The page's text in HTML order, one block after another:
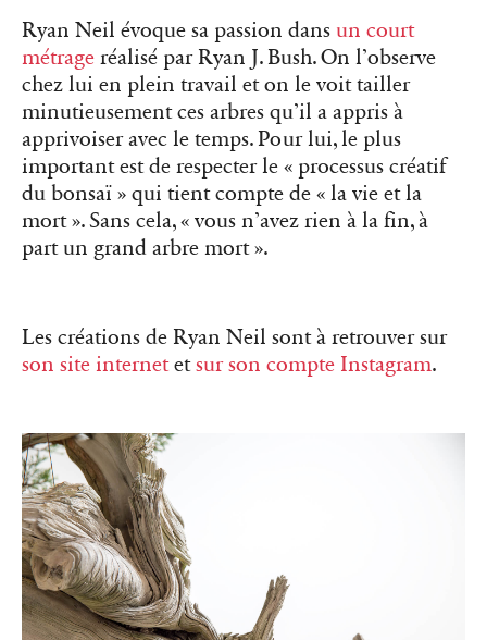
Ryan Neil évoque sa passion dans un court
métrage réalisé par Ryan J. Bush. On l’observe
chez lui en plein travail et on le voit tailler
minutieusement ces arbres qu’il a appris à
apprivoiser avec le temps. Pour lui, le plus
important est de respecter le « processus créatif
du bonsaï » qui tient compte de « la vie et la
mort ». Sans cela, « vous n’avez rien à la fin, à
part un grand arbre mort ».
Les créations de Ryan Neil sont à retrouver sur
son site internetetsur son compte Instagram.